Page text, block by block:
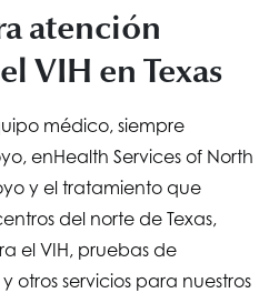
atención
VIH en Texas
médico, siempre
enHealth Services of North
y el tratamiento que
del norte de Texas,
el VIH, pruebas de
otros servicios para nuestros